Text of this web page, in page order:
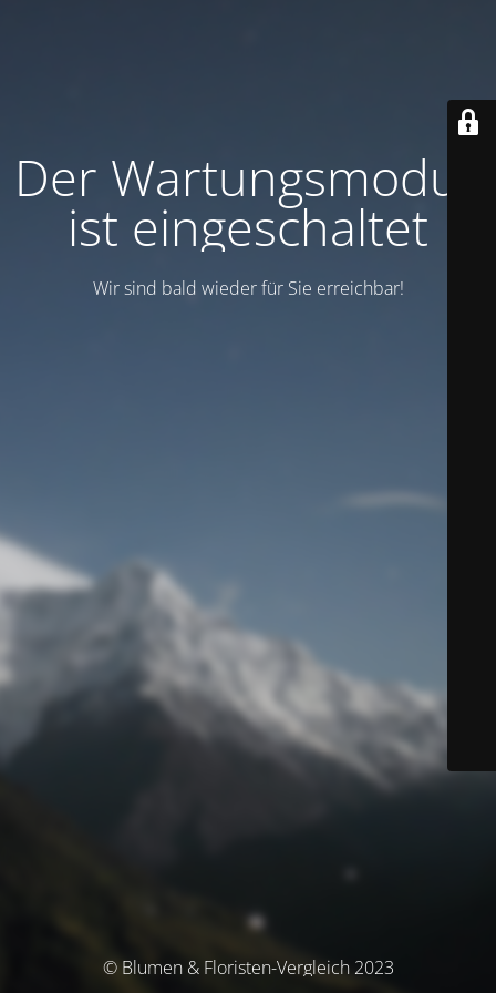
Der Wartungsmodus
ist eingeschaltet
Wir sind bald wieder für Sie erreichbar!
© Blumen & Floristen-Vergleich 2023